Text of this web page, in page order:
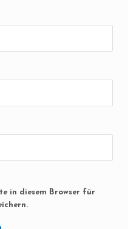
in diesem Browser für